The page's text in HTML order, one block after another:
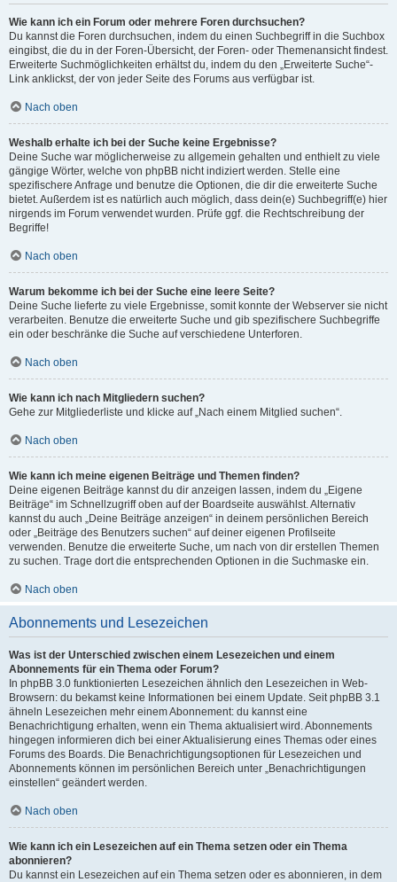
Wie kann ich ein Forum oder mehrere Foren durchsuchen?
Du kannst die Foren durchsuchen, indem du einen Suchbegriff in die Suchbox
eingibst, die du in der Foren-Übersicht, der Foren- oder Themenansicht findest.
Erweiterte Suchmöglichkeiten erhältst du, indem du den „Erweiterte Suche“-
Link anklickst, der von jeder Seite des Forums aus verfügbar ist.
Nach oben
Weshalb erhalte ich bei der Suche keine Ergebnisse?
Deine Suche war möglicherweise zu allgemein gehalten und enthielt zu viele
gängige Wörter, welche von phpBB nicht indiziert werden. Stelle eine
spezifischere Anfrage und benutze die Optionen, die dir die erweiterte Suche
bietet. Außerdem ist es natürlich auch möglich, dass dein(e) Suchbegriff(e) hier
nirgends im Forum verwendet wurden. Prüfe ggf. die Rechtschreibung der
Begriffe!
Nach oben
Warum bekomme ich bei der Suche eine leere Seite?
Deine Suche lieferte zu viele Ergebnisse, somit konnte der Webserver sie nicht
verarbeiten. Benutze die erweiterte Suche und gib spezifischere Suchbegriffe
ein oder beschränke die Suche auf verschiedene Unterforen.
Nach oben
Wie kann ich nach Mitgliedern suchen?
Gehe zur Mitgliederliste und klicke auf „Nach einem Mitglied suchen“.
Nach oben
Wie kann ich meine eigenen Beiträge und Themen finden?
Deine eigenen Beiträge kannst du dir anzeigen lassen, indem du „Eigene
Beiträge“ im Schnellzugriff oben auf der Boardseite auswählst. Alternativ
kannst du auch „Deine Beiträge anzeigen“ in deinem persönlichen Bereich
oder „Beiträge des Benutzers suchen“ auf deiner eigenen Profilseite
verwenden. Benutze die erweiterte Suche, um nach von dir erstellen Themen
zu suchen. Trage dort die entsprechenden Optionen in die Suchmaske ein.
Nach oben
Abonnements und Lesezeichen
Was ist der Unterschied zwischen einem Lesezeichen und einem
Abonnements für ein Thema oder Forum?
In phpBB 3.0 funktionierten Lesezeichen ähnlich den Lesezeichen in Web-
Browsern: du bekamst keine Informationen bei einem Update. Seit phpBB 3.1
ähneln Lesezeichen mehr einem Abonnement: du kannst eine
Benachrichtigung erhalten, wenn ein Thema aktualisiert wird. Abonnements
hingegen informieren dich bei einer Aktualisierung eines Themas oder eines
Forums des Boards. Die Benachrichtigungsoptionen für Lesezeichen und
Abonnements können im persönlichen Bereich unter „Benachrichtigungen
einstellen“ geändert werden.
Nach oben
Wie kann ich ein Lesezeichen auf ein Thema setzen oder ein Thema
abonnieren?
Du kannst ein Lesezeichen auf ein Thema setzen oder es abonnieren, in dem